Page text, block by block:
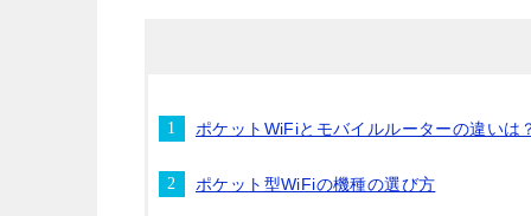
ポケットWiFiとモバイルルーターの違いは
ポケット型WiFiの機種の選び方